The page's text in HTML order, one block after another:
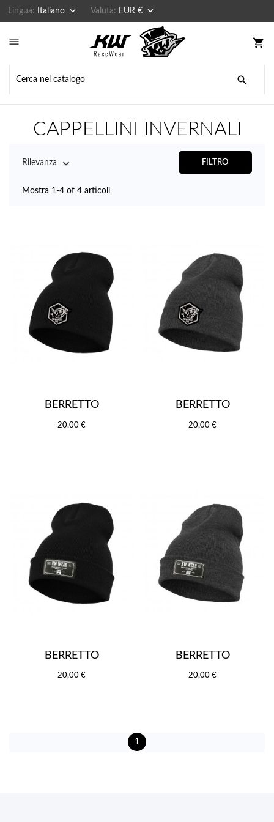
Lingua: Italiano  Valuta: EUR € 
 shopping_cart

CAPPELLINI INVERNALI
Rilevanza  FILTRO
Mostra 1-4 of 4 articoli
BERRETTO
20,00 €
BERRETTO
20,00 €
BERRETTO
20,00 €
BERRETTO
20,00 €
1